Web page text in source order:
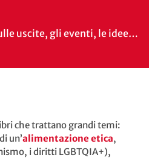
uscite, gli eventi, le idee…
che trattano grandi temi:
un’alimentazione etica,
i diritti LGBTQIA+),